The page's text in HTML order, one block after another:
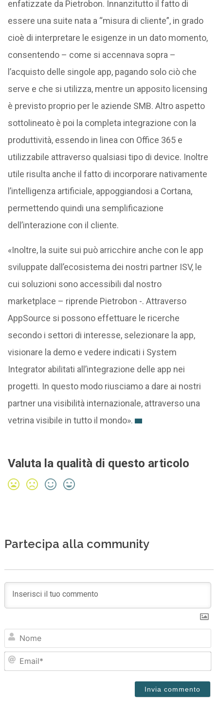
enfatizzate da Pietrobon. Innanzitutto il fatto di
essere una suite nata a “misura di cliente”, in grado
cioè di interpretare le esigenze in un dato momento,
consentendo – come si accennava sopra –
l’acquisto delle singole app, pagando solo ciò che
serve e che si utilizza, mentre un apposito licensing
è previsto proprio per le aziende SMB. Altro aspetto
sottolineato è poi la completa integrazione con la
produttività, essendo in linea con Office 365 e
utilizzabile attraverso qualsiasi tipo di device. Inoltre
utile risulta anche il fatto di incorporare nativamente
l’intelligenza artificiale, appoggiandosi a Cortana,
permettendo quindi una semplificazione
dell’interazione con il cliente.
«Inoltre, la suite sui può arricchire anche con le app
sviluppate dall’ecosistema dei nostri partner ISV, le
cui soluzioni sono accessibili dal nostro
marketplace – riprende Pietrobon -. Attraverso
AppSource si possono effettuare le ricerche
secondo i settori di interesse, selezionare la app,
visionare la demo e vedere indicati i System
Integrator abilitati all’integrazione delle app nei
progetti. In questo modo riusciamo a dare ai nostri
partner una visibilità internazionale, attraverso una
vetrina visibile in tutto il mondo».
Valuta la qualità di questo articolo
Partecipa alla community